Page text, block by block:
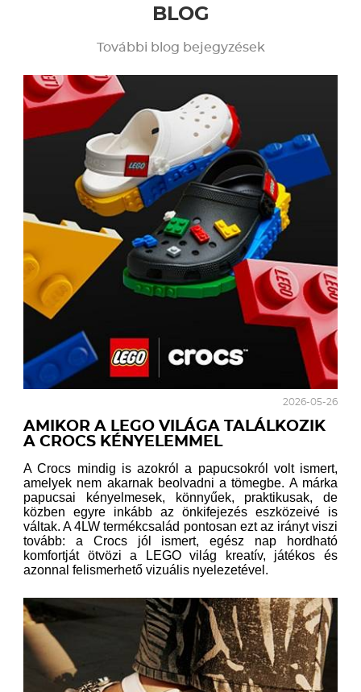
BLOG
További blog bejegyzések
2026-05-26
AMIKOR A LEGO VILÁGA TALÁLKOZIK
A CROCS KÉNYELEMMEL
A Crocs mindig is azokról a papucsokról volt ismert,
amelyek nem akarnak beolvadni a tömegbe. A márka
papucsai kényelmesek, könnyűek, praktikusak, de
közben egyre inkább az önkifejezés eszközeivé is
váltak. A 4LW termékcsalád pontosan ezt az irányt viszi
tovább: a Crocs jól ismert, egész nap hordható
komfortját ötvözi a LEGO világ kreatív, játékos és
azonnal felismerhető vizuális nyelezetével.